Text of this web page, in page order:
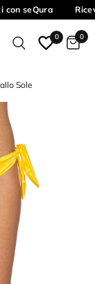
con seQura
0 0
Sole